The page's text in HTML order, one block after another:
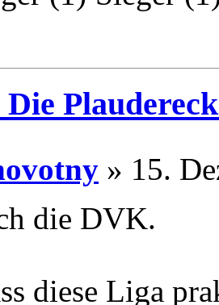
» 15.
die DVK.
diese Liga